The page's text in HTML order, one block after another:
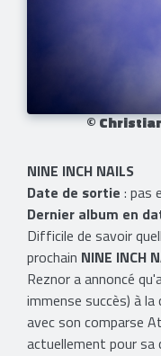
©
NINE INCH NAILS
Date de sortie : pas
Dernier album en
Difficile de savoir
prochain NINE INCH
Reznor a annoncé
immense succès) à
avec son comparse
actuellement pour sa